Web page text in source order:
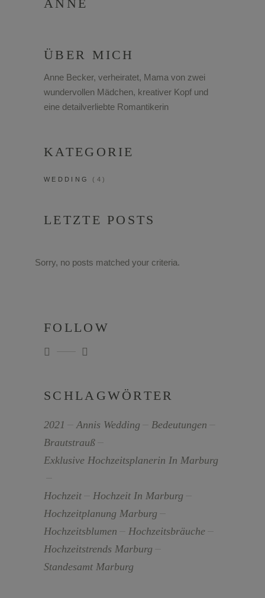
ANNE
ÜBER MICH
Anne Becker, verheiratet, Mama von zwei
wundervollen Mädchen, kreativer Kopf und
eine detailverliebte Romantikerin
KATEGORIE
WEDDING (4)
LETZTE POSTS
Sorry, no posts matched your criteria.
FOLLOW
SCHLAGWÖRTER
2021 Annis Wedding
Bedeutungen
Brautstrauß
Exklusive Hochzeitsplanerin In Marburg
Hochzeit
Hochzeit In Marburg
Hochzeitplanung Marburg
Hochzeitsblumen
Hochzeitsbräuche
Hochzeitstrends Marburg
Standesamt Marburg